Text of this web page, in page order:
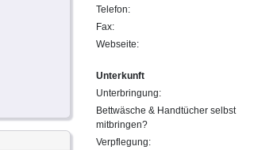
Telefon:
Fax:
Webseite:
Unterkunft
Unterbringung:
Bettwäsche & Handtücher selbst
mitbringen?
Verpflegung: